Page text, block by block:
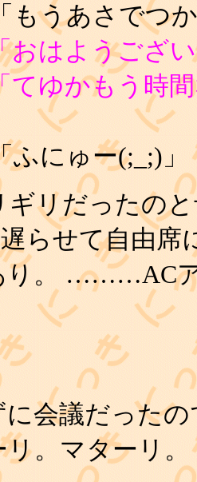
もうあさでつ
おはようござ
てゆかもう時
にゅー(;_;)」
ギリだったの
らせて自由席
り。 ………AC
会議だった
。マターリ。